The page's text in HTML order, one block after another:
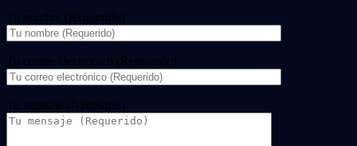
Tu nombre (Requerido)
Tu correo electrónico (Requerido)
Tu mensaje (Necesario)